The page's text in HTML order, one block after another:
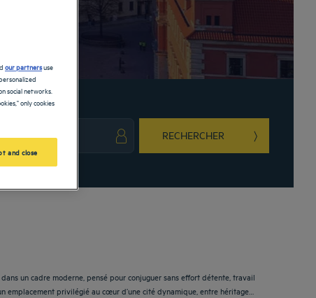
key to get the keyboard shortcuts for changing dates.
a date. Press the question mark key to get the keyboard shortcuts for changing
RECHERCHER
un cadre moderne, pensé pour conjuguer sans effort détente, travail
emplacement privilégié au cœur d’une cité dynamique, entre héritage
our partnersuse
social networks.
only cookies
and close